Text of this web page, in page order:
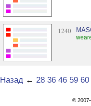
1240
Назад ← 28 36 46 59 60
©